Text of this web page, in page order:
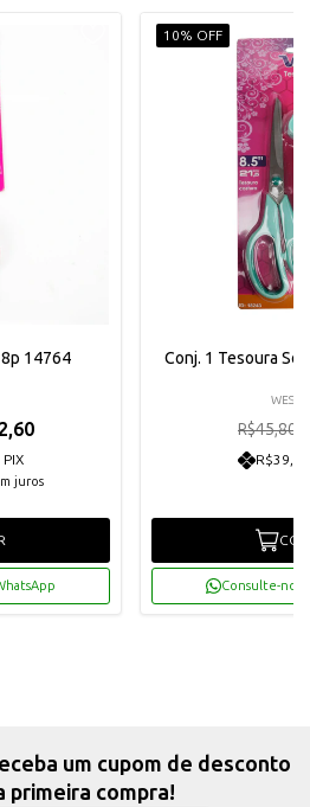
14764
juros
10% OFF
Conj. 1 Tesoura
R$45,80
Consulte-nos
um cupom de desconto
primeira compra!